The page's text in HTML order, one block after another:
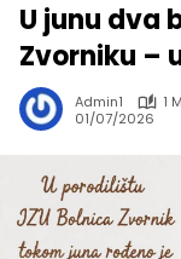
U junu dva
Zvorniku –
Admin1
1
01/07/2026